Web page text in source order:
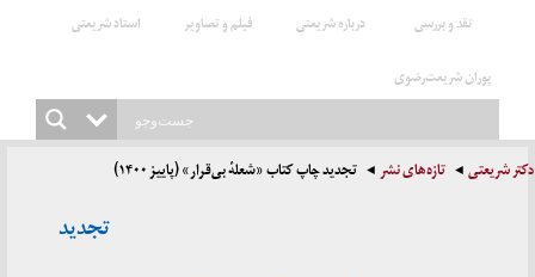
نقد و بررسی
درباره شریعتی فیلم و تصاویر
استاد شریعتی
پوران شریعت‌رضوی
دکتر شریعتی تازه‌های نشر تجدید چاپ کتاب «شعلهٔ بی‌قرار» (پاییز ۱۴۰۰)
تجدید